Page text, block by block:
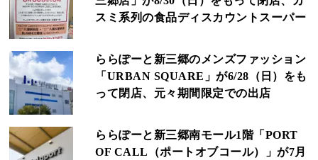
スミ系列の食品ディスカウントスーパー
ららぽーと新三郷のメンズファッション
「URBAN SQUARE」が6/28（日）をも
って閉店、元々期間限定での出店
ららぽーと新三郷南モール1階「PORT
OF CALL（ポートオブコール）」が7月